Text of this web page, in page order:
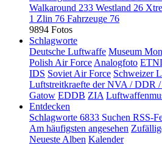
Walkaround 233 Westland 26
1 Zlin 76 Fahrzeuge 76
9894 Fotos
Schlagworte
Deutsche Luftwaffe Museum
Polish Air Force Analogfoto
IDS Soviet Air Force Schweizer
Luftstreitkraefte der NVA / DDR /
Gatow EDDB ZIA
Entdecken
Schlagworte 6833 Suchen RSS-
Am häufigsten angesehen
Neueste Alben Kalender